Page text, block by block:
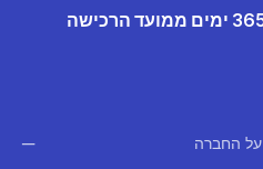
על החברה